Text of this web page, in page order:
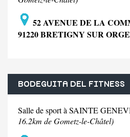
52 AVENUE DE LA
91220 BRETIGNY SUR ORGE
BODEGUITA DEL FITNESS
Salle de sport à SAINTE
16.2km de Gometz-le-Châtel)